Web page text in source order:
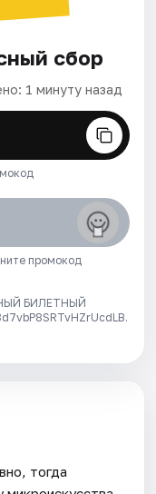
сбор
1 минуту назад
промокод
БИЛЕТНЫЙ
тогда